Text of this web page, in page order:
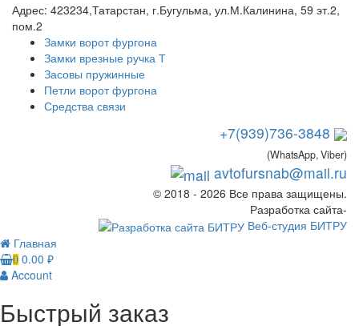
Адрес: 423234,Татарстан, г.Бугульма, ул.М.Калинина, 59 эт.2,
пом.2
Замки ворот фургона
Замки врезные ручка Т
Засовы пружинные
Петли ворот фургона
Средства связи
+7(939)736-3848
(WhatsApp, Viber)
avtofursnab@mail.ru
© 2018 - 2026 Все права защищены.
Разработка сайта-
Веб-студия БИТРУ
Главная
0 0.00 ₽
Account
Быстрый заказ